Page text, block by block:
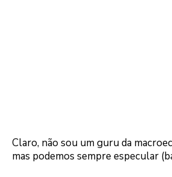
Claro, não sou um guru da
mas podemos sempre especular